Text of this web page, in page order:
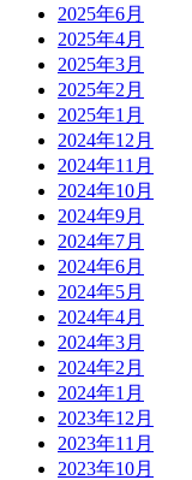
2025年6月
2025年4月
2025年3月
2025年2月
2025年1月
2024年12月
2024年11月
2024年10月
2024年9月
2024年7月
2024年6月
2024年5月
2024年4月
2024年3月
2024年2月
2024年1月
2023年12月
2023年11月
2023年10月